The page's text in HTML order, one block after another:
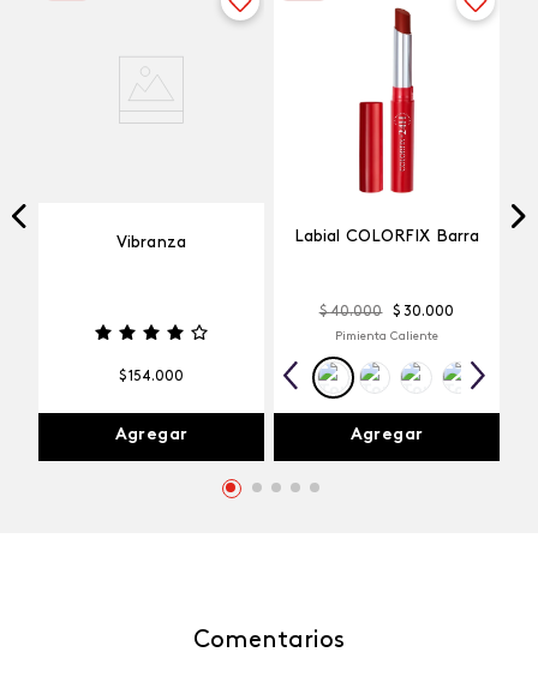
Vibranza
$154.000
Agregar
Labial COLORFIX Barra
$ 40.000 $ 30.000
Pimienta Caliente
Agregar
Comentarios